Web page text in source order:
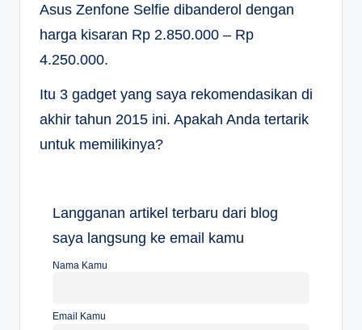
Asus Zenfone Selfie dibanderol dengan
harga kisaran Rp 2.850.000 – Rp
4.250.000.
Itu 3 gadget yang saya rekomendasikan di
akhir tahun 2015 ini. Apakah Anda tertarik
untuk memilikinya?
Langganan artikel terbaru dari blog
saya langsung ke email kamu
Nama Kamu
Email Kamu